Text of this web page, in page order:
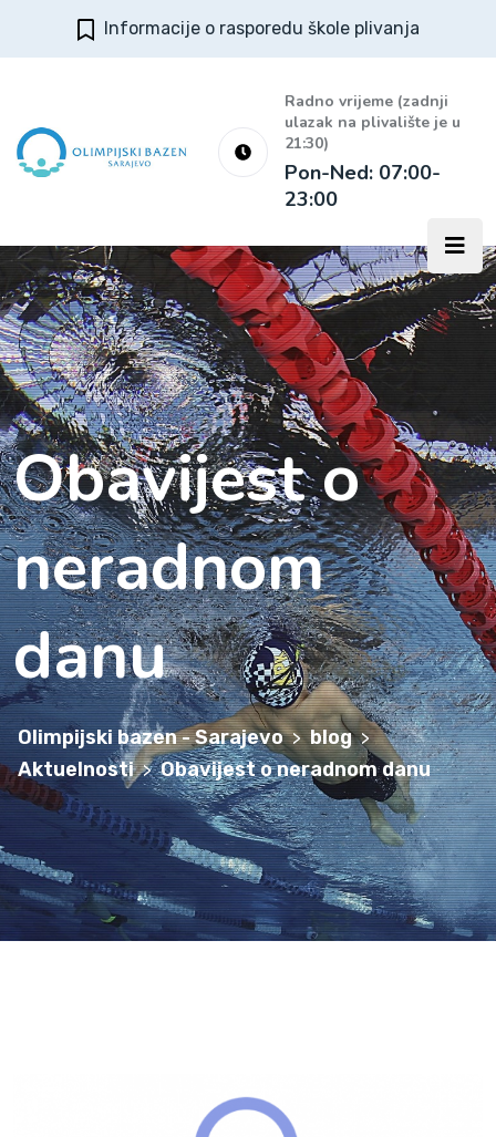
Informacije o rasporedu škole plivanja
Radno vrijeme (zadnji
ulazak na plivalište je u
21:30)
Pon-Ned: 07:00-
23:00
Obavijest o
neradnom
danu
Olimpijski bazen - Sarajevo > blog >
Aktuelnosti > Obavijest o neradnom danu